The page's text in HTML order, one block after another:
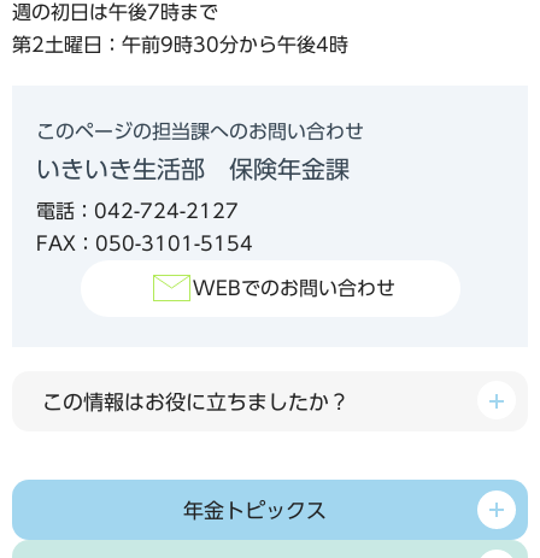
週の初日は午後7時まで
第2土曜日：午前9時30分から午後4時
このページの担当課へのお問い合わせ
いきいき生活部 保険年金課
電話：042-724-2127
FAX：050-3101-5154
WEBでのお問い合わせ
この情報はお役に立ちましたか？
年金トピックス